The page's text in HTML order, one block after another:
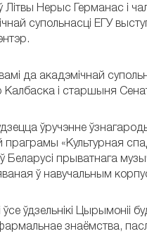
Нерыс Германас і
супольнасці ЕГУ
да акадэмічнай
Калбаска і старшыня
ўручэнне
праграмы «Культурная
Беларусі прыватнага
ў навучальным
ўдзельнікі Цырымоніі
знаёмства,